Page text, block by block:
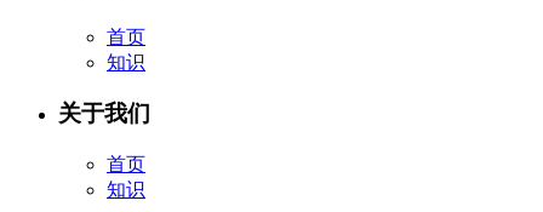
首页
知识
关于我们
首页
知识